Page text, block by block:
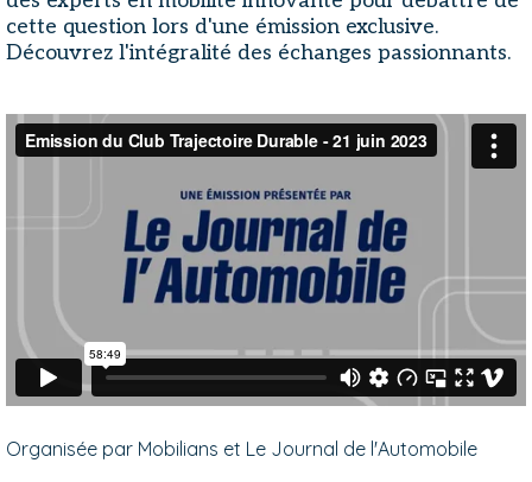
cette question lors d'une émission exclusive.
Découvrez l'intégralité des échanges passionnants.
Organisée par Mobilians et Le Journal de l'Automobile